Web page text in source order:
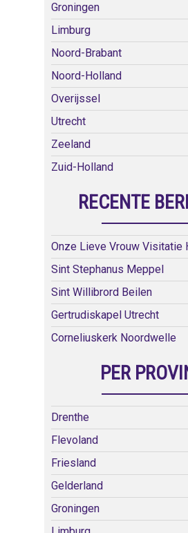
Groningen
Limburg
Noord-Brabant
Noord-Holland
Overijssel
Utrecht
Zeeland
Zuid-Holland
RECENTE
Onze Lieve Vrouw Visitatie
Sint Stephanus Meppel
Sint Willibrord Beilen
Gertrudiskapel Utrecht
Corneliuskerk Noordwelle
PER
Drenthe
Flevoland
Friesland
Gelderland
Groningen